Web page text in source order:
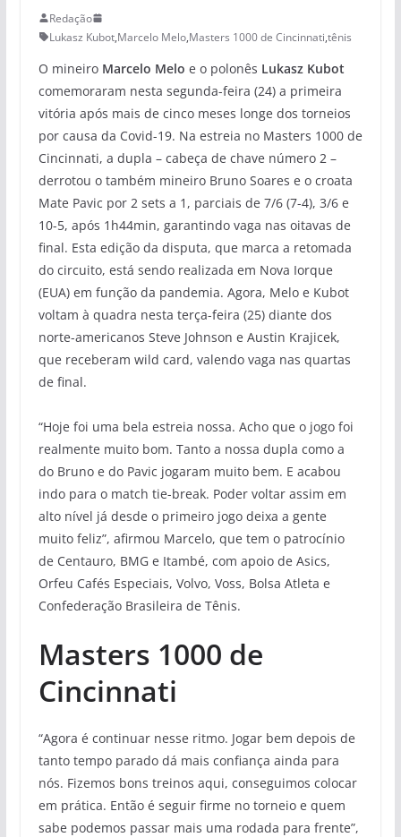
Redação
Lukasz Kubot,Marcelo Melo,Masters 1000 de Cincinnati,tênis
O mineiro Marcelo Melo e o polonês Lukasz Kubot
comemoraram nesta segunda-feira (24) a primeira
vitória após mais de cinco meses longe dos torneios
por causa da Covid-19. Na estreia no Masters 1000 de
Cincinnati, a dupla – cabeça de chave número 2 –
derrotou o também mineiro Bruno Soares e o croata
Mate Pavic por 2 sets a 1, parciais de 7/6 (7-4), 3/6 e
10-5, após 1h44min, garantindo vaga nas oitavas de
final. Esta edição da disputa, que marca a retomada
do circuito, está sendo realizada em Nova Iorque
(EUA) em função da pandemia. Agora, Melo e Kubot
voltam à quadra nesta terça-feira (25) diante dos
norte-americanos Steve Johnson e Austin Krajicek,
que receberam wild card, valendo vaga nas quartas
de final.
“Hoje foi uma bela estreia nossa. Acho que o jogo foi
realmente muito bom. Tanto a nossa dupla como a
do Bruno e do Pavic jogaram muito bem. E acabou
indo para o match tie-break. Poder voltar assim em
alto nível já desde o primeiro jogo deixa a gente
muito feliz”, afirmou Marcelo, que tem o patrocínio
de Centauro, BMG e Itambé, com apoio de Asics,
Orfeu Cafés Especiais, Volvo, Voss, Bolsa Atleta e
Confederação Brasileira de Tênis.
Masters 1000 de
Cincinnati
“Agora é continuar nesse ritmo. Jogar bem depois de
tanto tempo parado dá mais confiança ainda para
nós. Fizemos bons treinos aqui, conseguimos colocar
em prática. Então é seguir firme no torneio e quem
sabe podemos passar mais uma rodada para frente”,